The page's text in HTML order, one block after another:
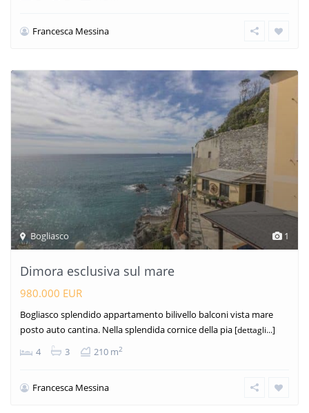
Francesca Messina
1
Bogliasco
Dimora esclusiva sul mare
980.000 EUR
Bogliasco splendido appartamento bilivello balconi vista mare
posto auto cantina. Nella splendida cornice della pia [dettagli...]
4 3 210 m2
Francesca Messina